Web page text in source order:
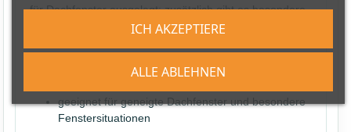
für Dachfenster ausgelegt; zusätzlich gibt es besondere
Varianten mit stärkerer Lichtkontrolle, Wabenstruktur
Lichteinfall betroffen sein können als normale Fenster.
geeignet für geneigte Dachfenster und besondere
Fenstersituationen
ALLE ABLEHNEN
ICH AKZEPTIERE